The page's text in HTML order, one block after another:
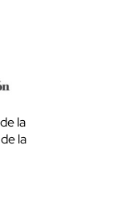
la
la